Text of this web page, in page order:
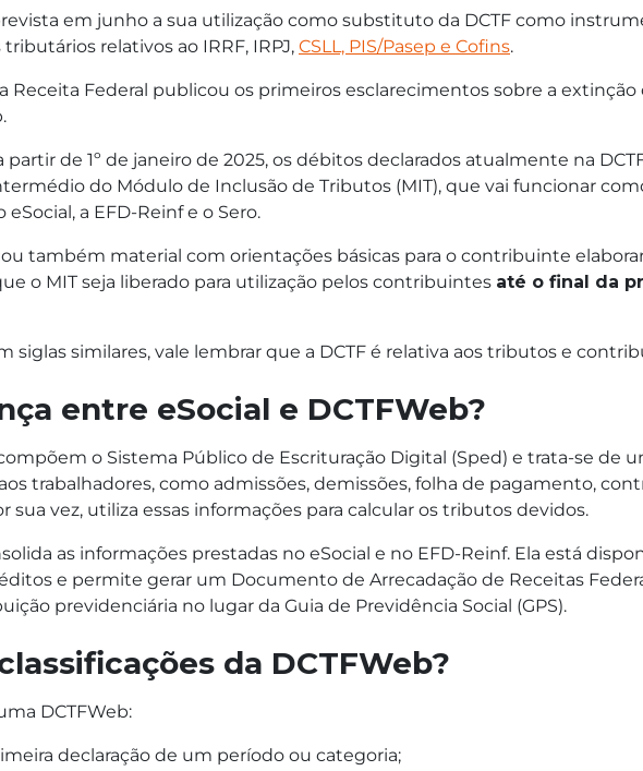
em junho a sua utilização como substituto da DCTF como
relativos ao IRRF, IRPJ, CSLL, PIS/Pasep e Cofins.
Receita Federal publicou os primeiros esclarecimentos sobre a
partir de 1º de janeiro de 2025, os débitos declarados atualmente na
do Módulo de Inclusão de Tributos (MIT), que vai funcionar
a EFD-Reinf e o Sero.
também material com orientações básicas para o contribuinte elaborar
o MIT seja liberado para utilização pelos contribuintes até o final da
siglas similares, vale lembrar que a DCTF é relativa aos tributos e
entre eSocial e DCTFWeb?
o Sistema Público de Escrituração Digital (Sped) e trata-se de
trabalhadores, como admissões, demissões, folha de pagamento,
sua vez, utiliza essas informações para calcular os tributos devidos.
as informações prestadas no eSocial e no EFD-Reinf. Ela está
e permite gerar um Documento de Arrecadação de Receitas
previdenciária no lugar da Guia de Previdência Social (GPS).
da DCTFWeb?
DCTFWeb:
declaração de um período ou categoria;